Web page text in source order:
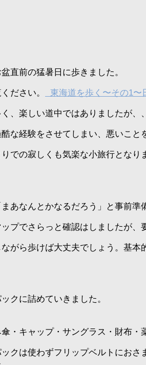
直前の猛暑日に歩きました。
ださい。 東海道を歩く〜その1〜
、楽しい道中ではありましたが、
な経験をさせてしまい、悪いこと
での寂しくも気楽な小旅行となり
あなんとかなるだろう」と事前準
プでさらっと確認はしましたが、
がら歩けば大丈夫でしょう。基本
クに詰めていきました。
・キャップ・サングラス・財布
クは使わずフリップベルトにお